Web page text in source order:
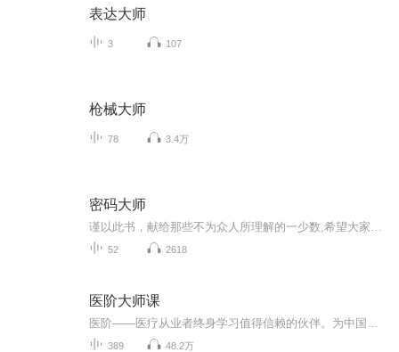
表达大师
3 107
枪械大师
78 3.4万
密码大师
52 2618
医阶大师课
389 48.2万